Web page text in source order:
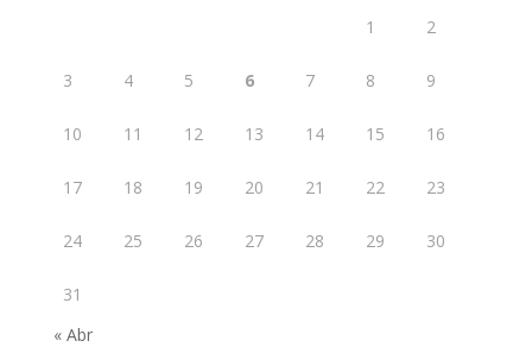
1 2
3 4 5 6 7 8 9
10 11 12 13 14 15 16
17 18 19 20 21 22 23
24 25 26 27 28 29 30
31
« Abr